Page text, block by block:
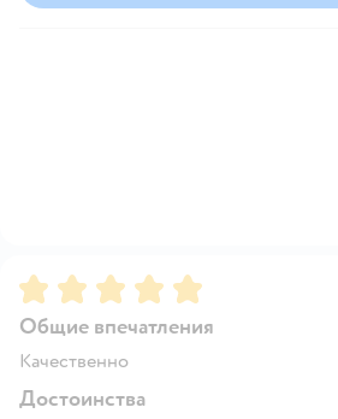
Рейтинг:5
Общие впечатления
Качественно
Достоинства